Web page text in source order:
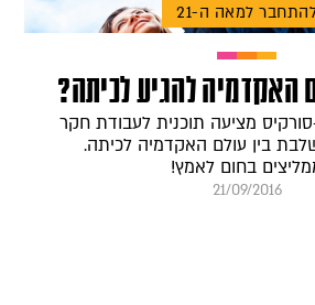
למאה ה-21
האקדמיה להגיע לכיתה?
סורקיס מציעה תוכנית לעבודת חקר
בין עולם האקדמיה לכיתה.
בחום לאמץ!
21/09/2016